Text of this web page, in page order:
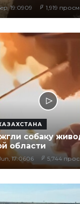
19:0909 1,919
собаку
области
17:0606 5,744